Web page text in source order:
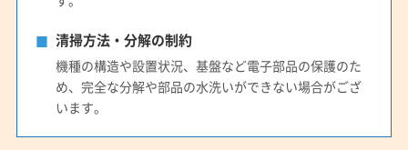
清掃方法・分解の制約
機種の構造や設置状況、基盤など電子部品の保護のた
め、完全な分解や部品の水洗いができない場合がござ
います。